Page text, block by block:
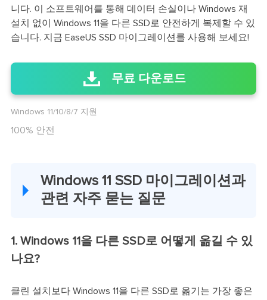
니다. 이 소프트웨어를 통해 데이터 손실이나 Windows 재
설치 없이 Windows 11을 다른 SSD로 안전하게 복제할 수 있
습니다. 지금 EaseUS SSD 마이그레이션를 사용해 보세요!
무료 다운로드
Windows 11/10/8/7 지원
100% 안전
Windows 11 SSD 마이그레이션과
관련 자주 묻는 질문
1. Windows 11을 다른 SSD로 어떻게 옮길 수 있
나요?
클린 설치보다 Windows 11을 다른 SSD로 옮기는 가장 좋은